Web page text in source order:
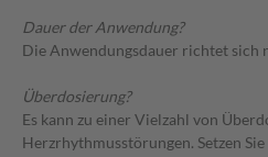
Dauer der Anwendung?
Die Anwendungsdauer richtet sich
Überdosierung?
Es kann zu einer Vielzahl von
Herzrhythmusstörungen. Setzen